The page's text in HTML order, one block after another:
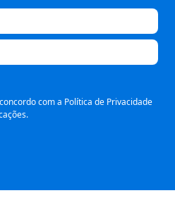
com a Política de Privacidade